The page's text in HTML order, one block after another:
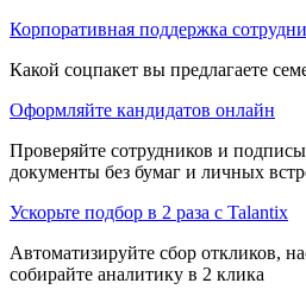
Корпоративная поддержка
Какой соцпакет вы предлагаете
Оформляйте кандидатов онлайн
Проверяйте сотрудников и
документы без бумаг и личных
Ускорьте подбор в 2 раза с Talantix
Автоматизируйте сбор откликов,
собирайте аналитику в 2 клика